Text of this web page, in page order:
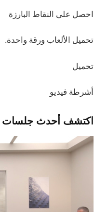
احصل على النقاط البارزة
تحميل الألعاب ورقة واحدة.
تحميل
أشرطة فيديو
اكتشف أحدث جلسات